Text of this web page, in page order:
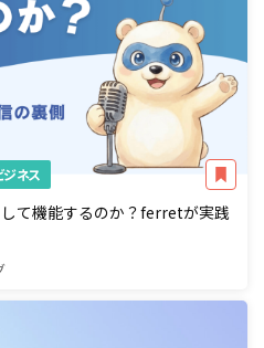
ジネス
て機能するのか？ferretが実践